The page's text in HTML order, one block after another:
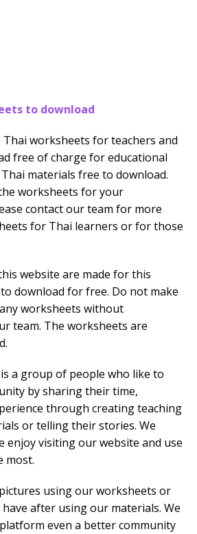
to download
Thai worksheets for teachers and
free of charge for educational
materials free to download.
worksheets for your
contact our team for more
for Thai learners or for those
website are made for this
download for free. Do not make
worksheets without
team. The worksheets are
a group of people who like to
by sharing their time,
through creating teaching
or telling their stories. We
enjoy visiting our website and use
most.
using our worksheets or
after using our materials. We
even a better community